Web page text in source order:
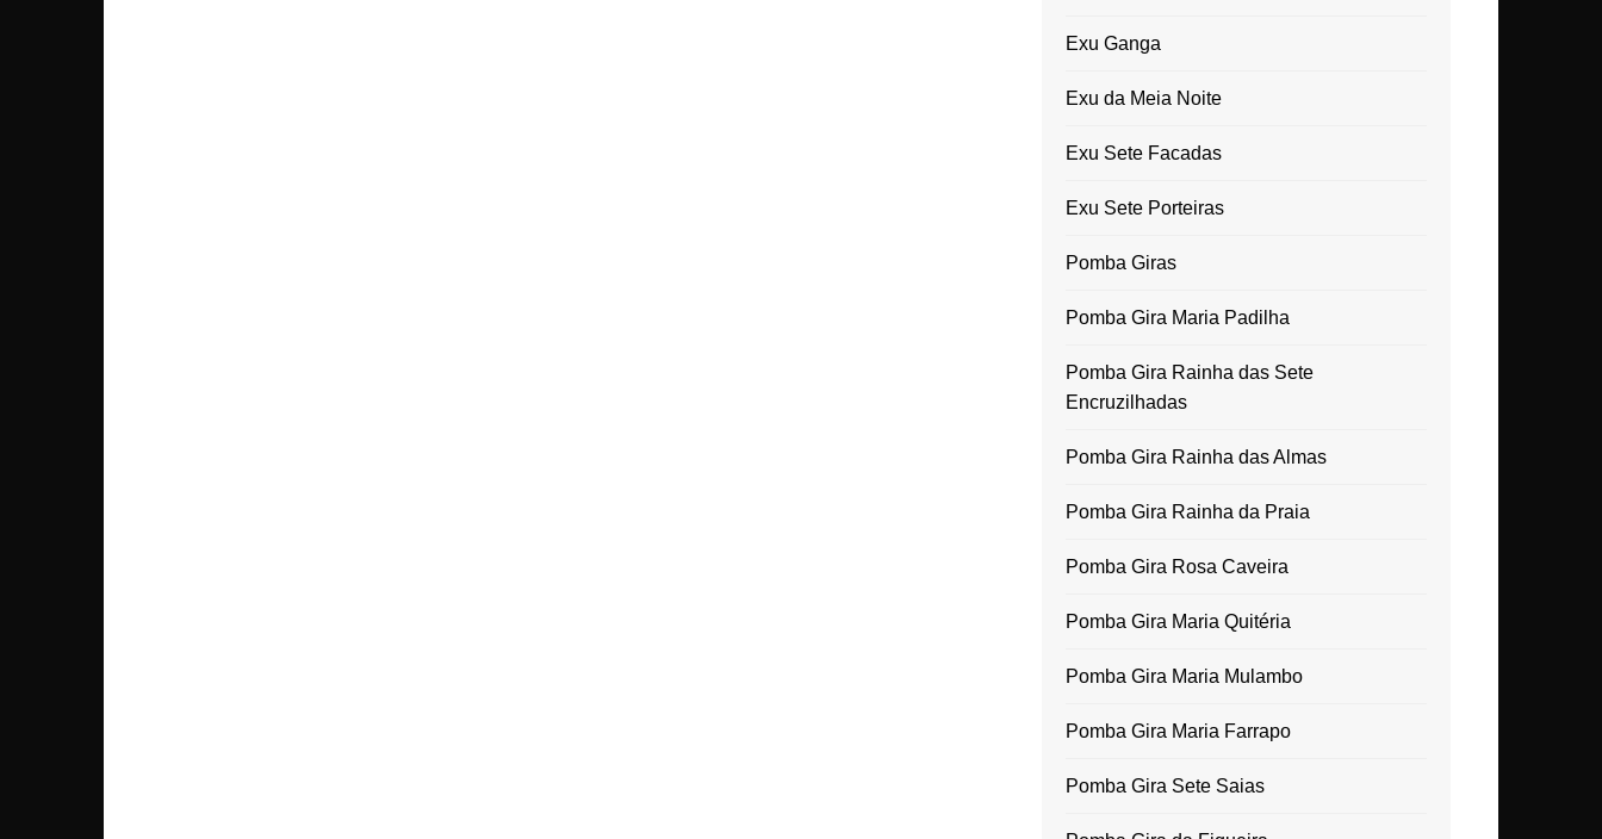
Exu Ganga
Exu da Meia Noite
Exu Sete Facadas
Exu Sete Porteiras
Pomba Giras
Pomba Gira Maria Padilha
Pomba Gira Rainha das Sete
Encruzilhadas
Pomba Gira Rainha das Almas
Pomba Gira Rainha da Praia
Pomba Gira Rosa Caveira
Pomba Gira Maria Quitéria
Pomba Gira Maria Mulambo
Pomba Gira Maria Farrapo
Pomba Gira Sete Saias